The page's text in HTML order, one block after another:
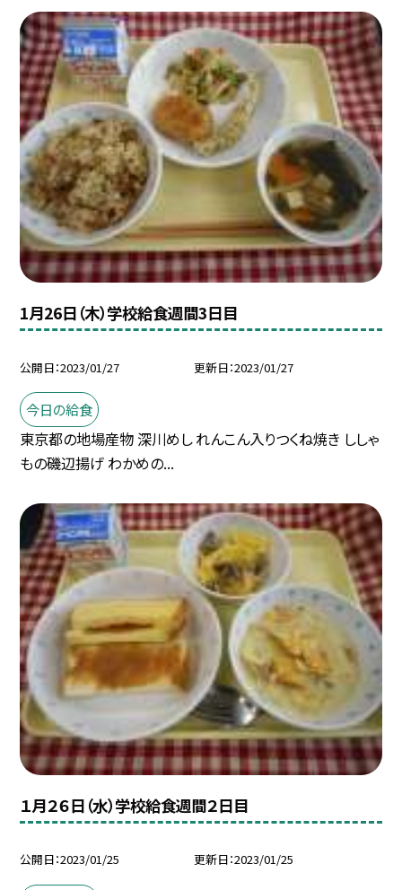
1月26日（木）学校給食週間3日目
公開日 2023/01/27 更新日 2023/01/27
今日の給食
東京都の地場産物 深川めし れんこん入りつくね焼き ししゃ
もの磯辺揚げ わかめの...
１月２６日（水）学校給食週間２日目
公開日 2023/01/25 更新日 2023/01/25